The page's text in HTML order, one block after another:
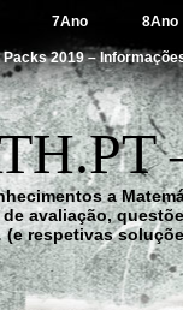
7Ano 8Ano
Packs 2019 –
a
avaliação,
(e respetivas